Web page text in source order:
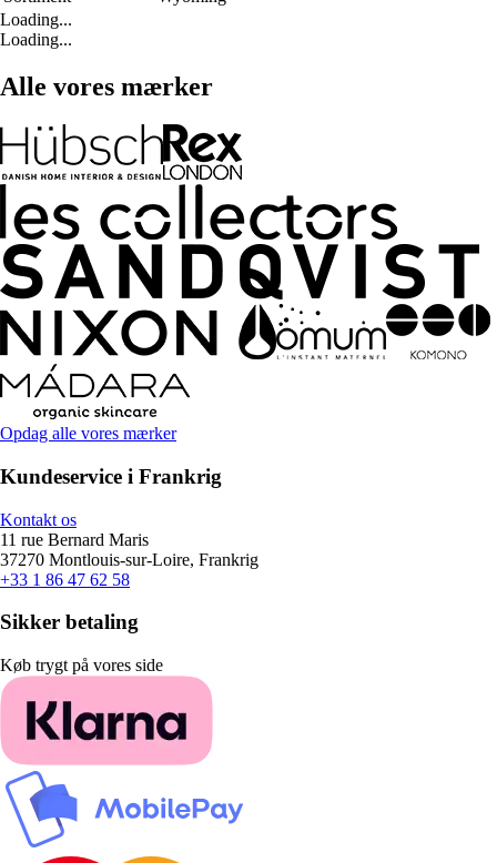
Loading...
Loading...
Alle vores mærker
Opdag alle vores mærker
Kundeservice i Frankrig
Kontakt os
11 rue Bernard Maris
37270 Montlouis-sur-Loire, Frankrig
+33 1 86 47 62 58
Sikker betaling
Køb trygt på vores side